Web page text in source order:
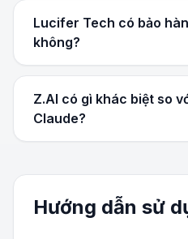
Lucifer Tech có bảo
không?
Z.AI có gì khác biệt so
Claude?
Hướng dẫn sử